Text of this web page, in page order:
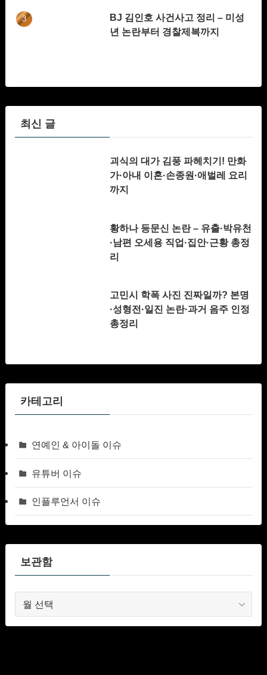
BJ 김인호 사건사고 정리 – 미성
년 논란부터 경찰제복까지
최신 글
괴식의 대가 김풍 파헤치기! 만화
가·아내 이혼·손종원·애벌레 요리
까지
황하나 등문신 논란 – 유출·박유천
·남편 오세용 직업·집안·근황 총정
리
고민시 학폭 사진 진짜일까? 본명
·성형전·일진 논란·과거 음주 인정
총정리
카테고리
연예인 & 아이돌 이슈
유튜버 이슈
인플루언서 이슈
보관함
함